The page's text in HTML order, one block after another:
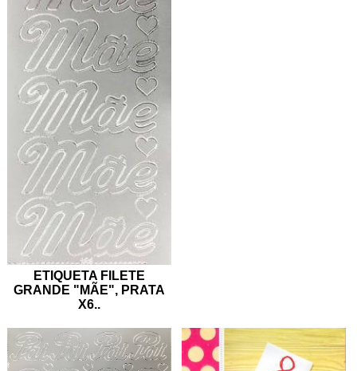
ETIQUETA FILETE
GRANDE "MÃE", PRATA
X6..